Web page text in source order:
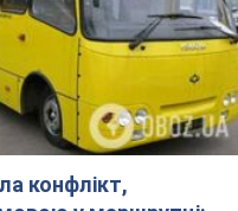
конфлікт,